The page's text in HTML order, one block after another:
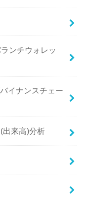
ンチウォレッ
イナンスチェー
出来高)分析